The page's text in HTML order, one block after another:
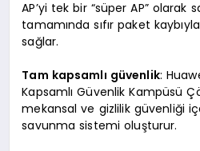
AP’yi tek bir “süper AP” olarak
tamamında sıfır paket
sağlar.
Tam kapsamlı güvenlik:
Kapsamlı Güvenlik Kampüsü
mekansal ve gizlilik güvenliği
savunma sistemi oluşturur.